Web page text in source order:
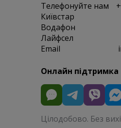
Телефонуйте нам
Київстар
Водафон
Лайфсел
Email
Онлайн підтримка
Цілодобово. Без